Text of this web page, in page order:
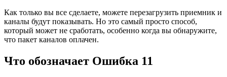
Как только вы все сделаете, можете перезагрузить приемник и
каналы будут показывать. Но это самый просто способ,
который может не сработать, особенно когда вы обнаружите,
что пакет каналов оплачен.
Что обозначает Ошибка 11